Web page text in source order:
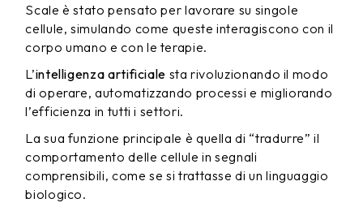
Scale è stato pensato per lavorare su singole
cellule, simulando come queste interagiscono con il
corpo umano e con le terapie.
L’intelligenza artificiale sta rivoluzionando il modo
di operare, automatizzando processi e migliorando
l’efficienza in tutti i settori.
La sua funzione principale è quella di “tradurre” il
comportamento delle cellule in segnali
comprensibili, come se si trattasse di un linguaggio
biologico.